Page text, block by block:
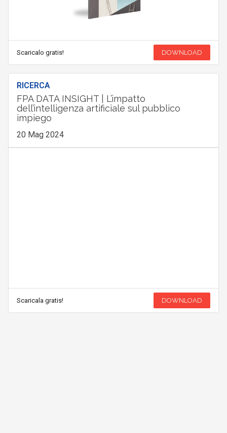
Scaricalo gratis! DOWNLOAD
RICERCA
FPA DATA INSIGHT | L’impatto
dell’intelligenza artificiale sul pubblico
impiego
20 Mag 2024
Scaricala gratis! DOWNLOAD